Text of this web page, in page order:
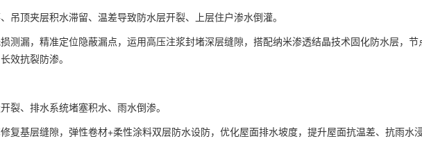
吊顶夹层积水滞留、温差导致防水层开裂、上层住户渗水倒灌。
测漏，精准定位隐蔽漏点，运用高压注浆封堵深层缝隙，搭配纳米渗透结晶技术固化防水层，节
效抗裂防渗。
裂、排水系统堵塞积水、雨水倒渗。
复基层缝隙，弹性卷材+柔性涂料双层防水设防，优化屋面排水坡度，提升屋面抗温差、抗雨水